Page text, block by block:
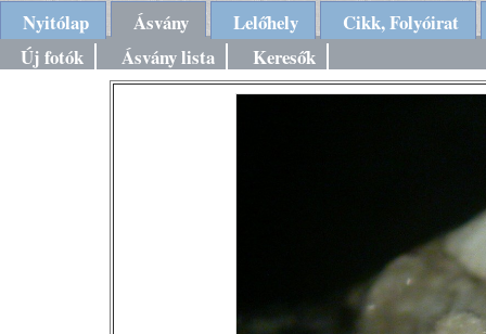
Nyitólap Ásvány Lelőhely
Cikk, Folyóirat
Új fotók
Ásvány lista Keresők